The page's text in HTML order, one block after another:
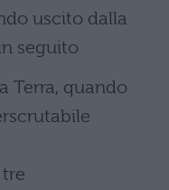
uscito dalla
seguito
Terra, quando